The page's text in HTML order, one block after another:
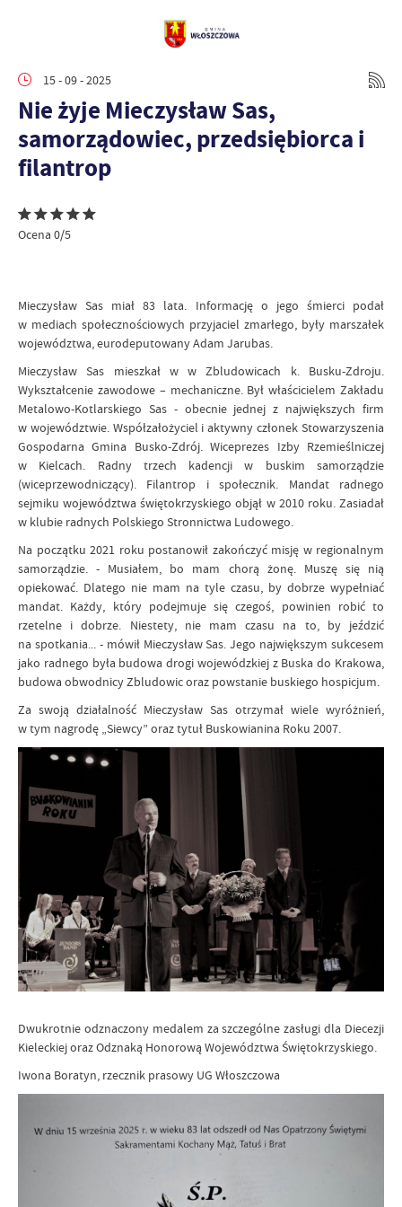
15 - 09 - 2025
Nie żyje Mieczysław Sas,
samorządowiec, przedsiębiorca i
filantrop
Ocena 0/5
Mieczysław Sas miał 83 lata. Informację o jego śmierci podał
w mediach społecznościowych przyjaciel zmarłego, były marszałek
województwa, eurodeputowany Adam Jarubas.
Mieczysław Sas mieszkał w w Zbludowicach k. Busku-Zdroju.
Wykształcenie zawodowe – mechaniczne. Był właścicielem Zakładu
Metalowo-Kotlarskiego Sas - obecnie jednej z największych firm
w województwie. Współzałożyciel i aktywny członek Stowarzyszenia
Gospodarna Gmina Busko-Zdrój. Wiceprezes Izby Rzemieślniczej
w Kielcach. Radny trzech kadencji w buskim samorządzie
(wiceprzewodniczący). Filantrop i społecznik. Mandat radnego
sejmiku województwa świętokrzyskiego objął w 2010 roku. Zasiadał
w klubie radnych Polskiego Stronnictwa Ludowego.
Na początku 2021 roku postanowił zakończyć misję w regionalnym
samorządzie. - Musiałem, bo mam chorą żonę. Muszę się nią
opiekować. Dlatego nie mam na tyle czasu, by dobrze wypełniać
mandat. Każdy, który podejmuje się czegoś, powinien robić to
rzetelne i dobrze. Niestety, nie mam czasu na to, by jeździć
na spotkania... - mówił Mieczysław Sas. Jego największym sukcesem
jako radnego była budowa drogi wojewódzkiej z Buska do Krakowa,
budowa obwodnicy Zbludowic oraz powstanie buskiego hospicjum.
Za swoją działalność Mieczysław Sas otrzymał wiele wyróżnień,
w tym nagrodę „Siewcy” oraz tytuł Buskowianina Roku 2007.
Dwukrotnie odznaczony medalem za szczególne zasługi dla Diecezji
Kieleckiej oraz Odznaką Honorową Województwa Świętokrzyskiego.
Iwona Boratyn, rzecznik prasowy UG Włoszczowa